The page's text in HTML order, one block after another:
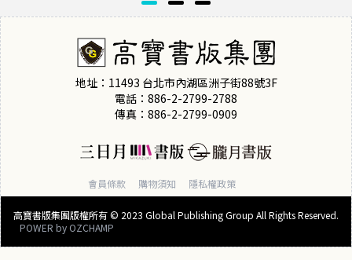
醒內在
的一
切，宇
宙早已
為你預
備＋宇
宙安排
的一
切，都
是通往
豐盛人
生的祕
密（套
典藏改
地址：11493 台北市內湖區洲子街88號3F
電話：886-2-2799-2788
傳真：886-2-2799-0909
會員條款 購物須知 隱私權政策
高寶書版集團版權所有 © 2023 Global Publishing Group All Rights Reserved.
POWER by OZCHAMP